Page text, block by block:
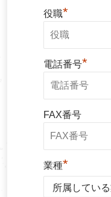
役職*
電話番号*
FAX番号
業種*